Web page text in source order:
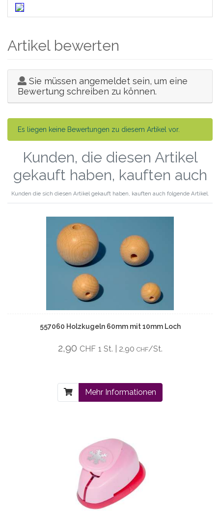
Artikel bewerten
Sie müssen angemeldet sein, um eine
Bewertung schreiben zu können.
Es liegen keine Bewertungen zu diesem Artikel vor.
Kunden, die diesen Artikel
gekauft haben, kauften auch
Kunden die sich diesen Artikel gekauft haben, kauften auch folgende Artikel.
557060 Holzkugeln 60mm mit 10mm Loch
2,90 CHF 1 St. | 2,90 CHF/St.
Mehr Informationen